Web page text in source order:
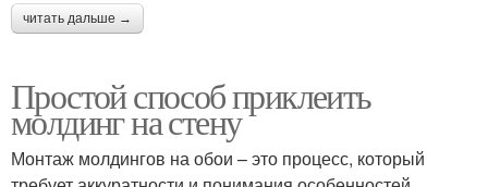
читать дальше →
Простой способ приклеить
молдинг на стену
Монтаж молдингов на обои – это процесс, который